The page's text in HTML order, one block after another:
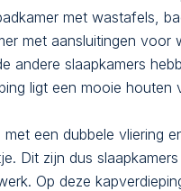
met wastafels,
met aansluitingen voor
andere slaapkamers
ligt een mooie houten
een dubbele vliering
Dit zijn dus
Op deze